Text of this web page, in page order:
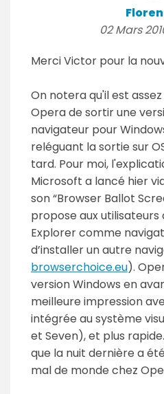
02 Mars
Merci Victor pour la
On notera qu'il est
Opera de sortir une
navigateur pour
reléguant la sortie sur
tard. Pour moi,
Microsoft a lancé hier
son “Browser Ballot
propose aux
Explorer comme
d’installer un autre
browserchoice.eu).
version Windows en
meilleure impression
intégrée au système
et Seven), et plus
que la nuit dernière a
mal de monde chez